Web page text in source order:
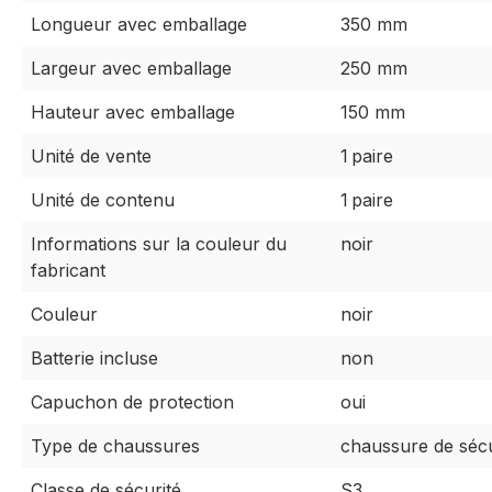
Longueur avec emballage
350 mm
Largeur avec emballage
250 mm
Hauteur avec emballage
150 mm
Unité de vente
1 paire
Unité de contenu
1 paire
Informations sur la couleur du
fabricant
noir
Couleur
noir
Batterie incluse
non
Capuchon de protection
oui
Type de chaussures
chaussure de